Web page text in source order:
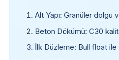
Alt Yapı: Granüler dolgu
Beton Dökümü: C30
İlk Düzleme: Bull float ile